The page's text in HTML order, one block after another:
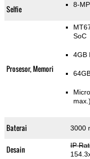
Selfie 8-MP
Prosesor, Memori
SoC
4GB
max.)
Baterai 3000
Desain IP